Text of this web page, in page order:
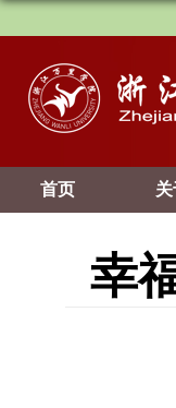
首页
幸